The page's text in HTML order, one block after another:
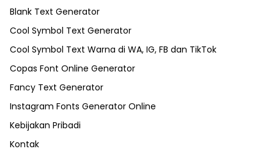
Blank Text Generator
Cool Symbol Text Generator
Cool Symbol Text Warna di WA, IG, FB dan TikTok
Copas Font Online Generator
Fancy Text Generator
Instagram Fonts Generator Online
Kebijakan Pribadi
Kontak